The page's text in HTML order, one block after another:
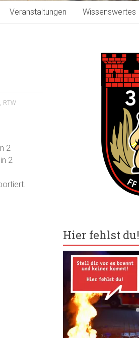
Veranstaltungen Wissenswertes
, RTW
2
2
Hier fehlst du!